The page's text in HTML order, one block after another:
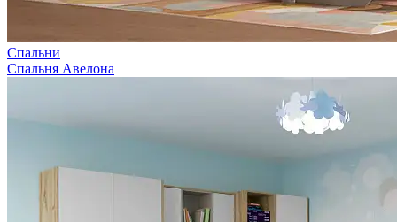
Спальни
Спальня Авелона